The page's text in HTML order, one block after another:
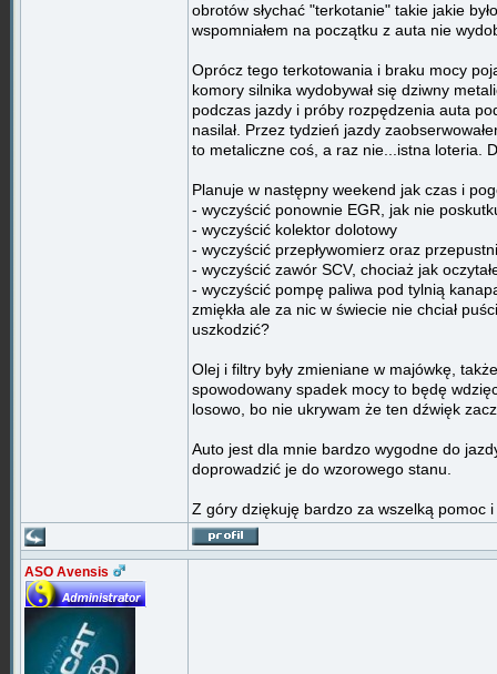
obrotów słychać "terkotanie" takie jakie
wspomniałem na początku z auta nie
Oprócz tego terkotowania i braku mocy
komory silnika wydobywał się dziwny
podczas jazdy i próby rozpędzenia auta
nasilał. Przez tydzień jazdy
to metaliczne coś, a raz nie...istna loteria.
Planuje w następny weekend jak czas i
- wyczyścić ponownie EGR, jak nie
- wyczyścić kolektor dolotowy
- wyczyścić przepływomierz oraz
- wyczyścić zawór SCV, chociaż jak
- wyczyścić pompę paliwa pod tylnią
zmiękła ale za nic w świecie nie chciał
uszkodzić?
Olej i filtry były zmieniane w majówkę,
spowodowany spadek mocy to będę
losowo, bo nie ukrywam że ten dźwięk
Auto jest dla mnie bardzo wygodne do
doprowadzić je do wzorowego stanu.
Z góry dziękuję bardzo za wszelką pomoc
ASO Avensis